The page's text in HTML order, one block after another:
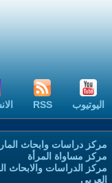
اليوتيوب RSS
مركز دراسات وابحاث
مركز مساواة المرأة
مركز الدراسات والابحاث
العربي